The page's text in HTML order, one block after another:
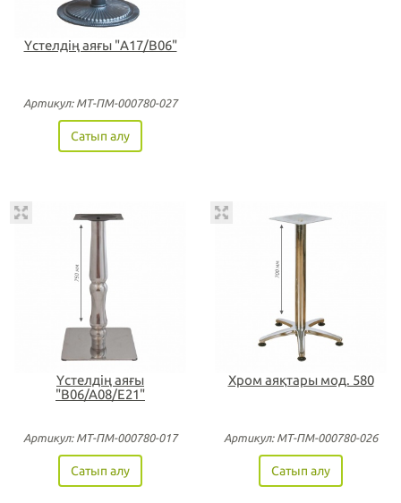
Үстелдің аяғы "А17/В06"
Артикул: МТ-ПМ-000780-027
Сатып алу
Үстелдің аяғы
"B06/A08/E21"
Артикул: МТ-ПМ-000780-017
Сатып алу
Хром аяқтары мод. 580
Артикул: МТ-ПМ-000780-026
Сатып алу